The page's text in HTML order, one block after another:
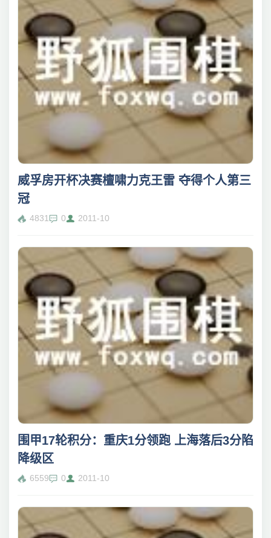
威孚房开杯决赛檀啸力克王雷 夺得个人第三
冠
4831 0 2011-10
围甲17轮积分：重庆1分领跑 上海落后3分陷
降级区
6559 0 2011-10